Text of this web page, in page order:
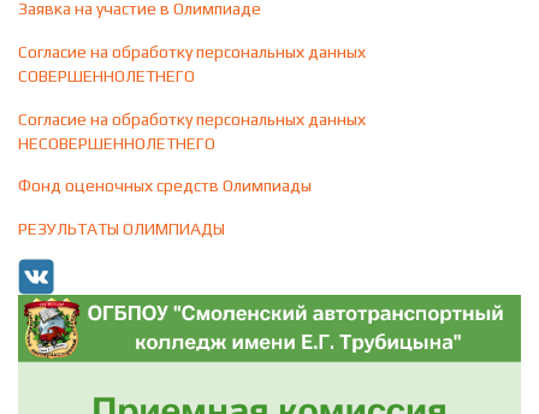
Заявка на участие в Олимпиаде
Согласие на обработку персональных данных
СОВЕРШЕННОЛЕТНЕГО
Согласие на обработку персональных данных
НЕСОВЕРШЕННОЛЕТНЕГО
Фонд оценочных средств Олимпиады
РЕЗУЛЬТАТЫ ОЛИМПИАДЫ